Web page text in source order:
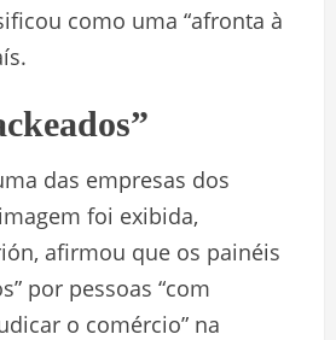
como uma “afronta à
das empresas dos
foi exibida,
afirmou que os painéis
por pessoas “com
o comércio” na